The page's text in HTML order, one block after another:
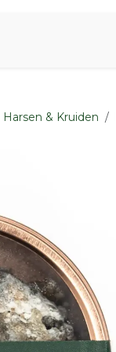
Harsen & Kruiden